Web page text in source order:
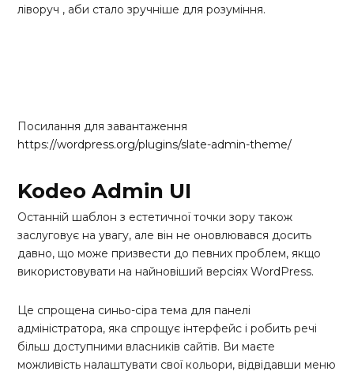
ліворуч , аби стало зручніше для розуміння.
Посилання для завантаження
https://wordpress.org/plugins/slate-admin-theme/
Kodeo Admin UI
Останній шаблон з естетичної точки зору також
заслуговує на увагу, але він не оновлювався досить
давно, що може призвести до певних проблем, якщо
використовувати на найновіший версіях WordPress.
Це спрощена синьо-сіра тема для панелі
адміністратора, яка спрощує інтерфейс і робить речі
більш доступними власників сайтів. Ви маєте
можливість налаштувати свої кольори, відвідавши меню